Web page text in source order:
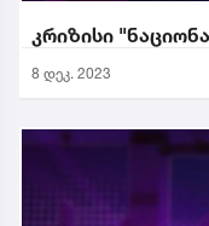
კრიზისი
8 დეკ. 2023